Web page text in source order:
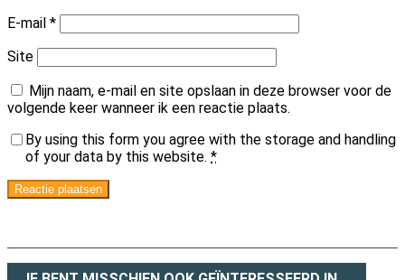
E-mail *
Site
Mijn naam, e-mail en site opslaan in deze browser voor de
volgende keer wanneer ik een reactie plaats.
By using this form you agree with the storage and handling
of your data by this website. *